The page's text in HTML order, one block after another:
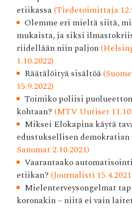
etiikassa(Tiedetoimittaja
Olemme eri mieltä siitä,
mukaista, ja siksi
riidellään niin paljon
1.10.2022)
Räätälöityä sisältöä
15.9.2022)
Toimiko poliisi
kohtaan? (MTV Uutiset
Miksei Elokapina käytä
edustuksellisen demokratian
Sanomat 2.10.2021)
Vaarantaako
etiikan? (Journalisti
Mielenterveysongelmat
koronakin – niitä ei vain